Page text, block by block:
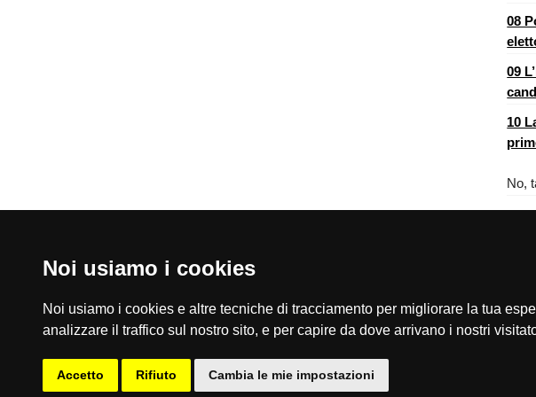
Noi usiamo i cookies
Noi usiamo i cookies e altre tecniche di tracciamento per migliorare la tua
analizzare il traffico sul nostro sito, e per capire da dove arrivano i nostri
Accetto Rifiuto Cambia le mie impostazioni
08
09
10
No,
home
contatti
privacy
area riservata
consulenza agli enti locali
biblioteca
pubblicazioni